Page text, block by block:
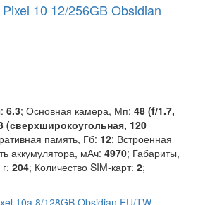
10 12/256GB Obsidian
6.3; Основная камера, Мп: 48 (f/1.7,
(сверхширокоугольная, 120
память, Гб: 12; Встроенная
аккумулятора, мАч: 4970; Габариты,
204; Количество SIM-карт: 2;